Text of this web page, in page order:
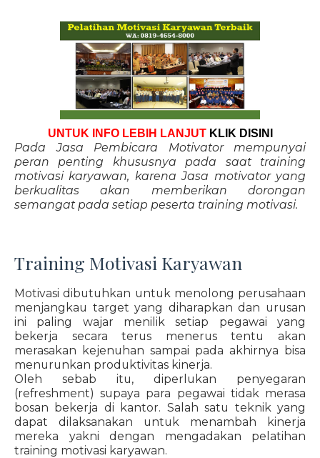
UNTUK INFO LEBIH LANJUT KLIK DISINI
Pada Jasa Pembicara Motivator mempunyai
peran penting khususnya pada saat training
motivasi karyawan, karena Jasa motivator yang
berkualitas akan memberikan dorongan
semangat pada setiap peserta training motivasi.
Training Motivasi Karyawan
Motivasi dibutuhkan untuk menolong perusahaan
menjangkau target yang diharapkan dan urusan
ini paling wajar menilik setiap pegawai yang
bekerja secara terus menerus tentu akan
merasakan kejenuhan sampai pada akhirnya bisa
menurunkan produktivitas kinerja.
Oleh sebab itu, diperlukan penyegaran
(refreshment) supaya para pegawai tidak merasa
bosan bekerja di kantor. Salah satu teknik yang
dapat dilaksanakan untuk menambah kinerja
mereka yakni dengan mengadakan pelatihan
training motivasi karyawan.